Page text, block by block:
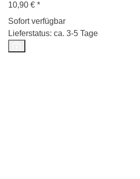
10,90 € *
Sofort verfügbar
Lieferstatus: ca. 3-5 Tage